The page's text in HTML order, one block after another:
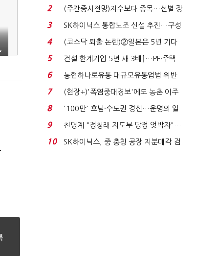
플러스 사태 여파...
2
(주간증시전망)지수보다 종목…선별 장
세 이어진다...
3
SK하이닉스 통합노조 신설 추진…구성
원 간 성과급 불...
4
(코스닥 퇴출 논란)②일본은 5년 기다
려주는데 우리는 ...
5
건설 한계기업 5년 새 3배↑…PF·주택
침체에 재무 ...
6
농협하나로유통 대규모유통업법 위반
적발…공정위, 과...
7
(현장+)'폭염중대경보'에도 농촌 이주
노동자는 강행군…'야...
8
'100만' 호남·수도권 경선…운명의 일
주일
9
친명계 "정청래 지도부 당정 엇박자"…
친청계 "신천지 오...
10
SK하이닉스, 중 충칭 공장 지분매각 검